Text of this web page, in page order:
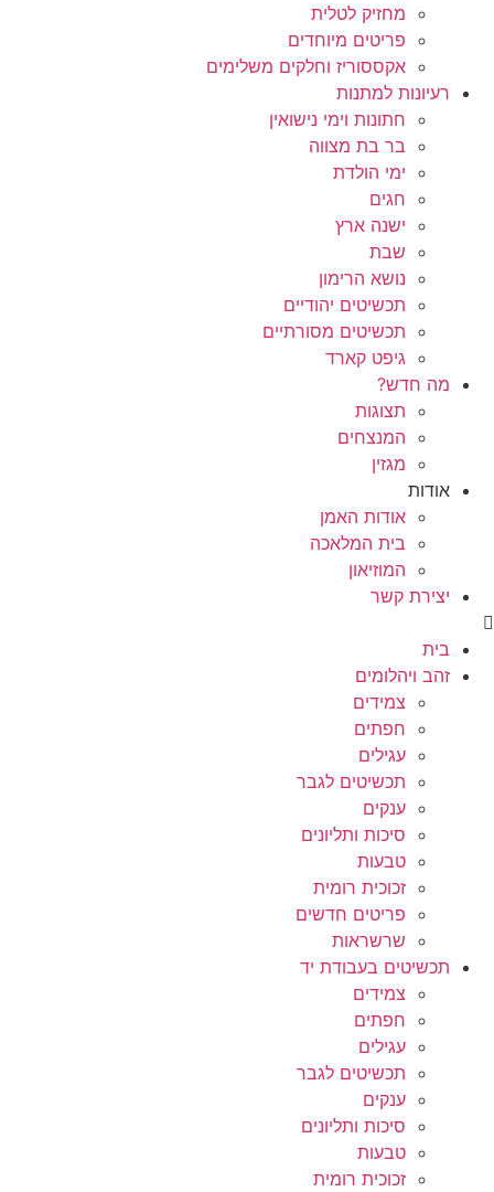
מחזיק לטלית
פריטים מיוחדים
אקססוריז וחלקים משלימים
רעיונות למתנות
חתונות וימי נישואין
בר בת מצווה
ימי הולדת
חגים
ישנה ארץ
שבת
נושא הרימון
תכשיטים יהודיים
תכשיטים מסורתיים
גיפט קארד
מה חדש?
תצוגות
המנצחים
מגזין
אודות
אודות האמן
בית המלאכה
המוזיאון
יצירת קשר
בית
זהב ויהלומים
צמידים
חפתים
עגילים
תכשיטים לגבר
ענקים
סיכות ותליונים
טבעות
זכוכית רומית
פריטים חדשים
שרשראות
תכשיטים בעבודת יד
צמידים
חפתים
עגילים
תכשיטים לגבר
ענקים
סיכות ותליונים
טבעות
זכוכית רומית